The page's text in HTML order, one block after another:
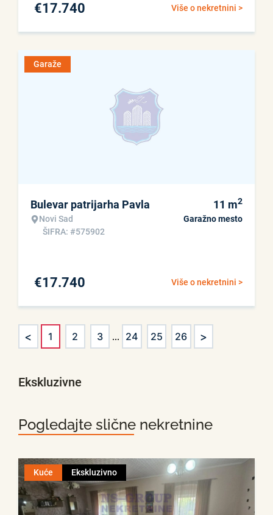
Više o nekretnini >
€17.740
Garaže
Bulevar patrijarha Pavla
Novi Sad
ŠIFRA: #575902
11 m2
Garažno mesto
Više o nekretnini >
€17.740
< 1 2 3 ... 24 25 26 >
Ekskluzivne
Pogledajte slične nekretnine
Kuće Ekskluzivno